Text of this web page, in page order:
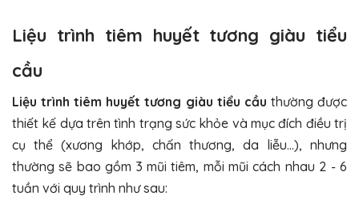
Liệu trình tiêm huyết tương giàu tiểu
cầu
Liệu trình tiêm huyết tương giàu tiểu cầu thường được
thiết kế dựa trên tình trạng sức khỏe và mục đích điều trị
cụ thể (xương khớp, chấn thương, da liễu…), nhưng
thường sẽ bao gồm 3 mũi tiêm, mỗi mũi cách nhau 2 - 6
tuần với quy trình như sau: